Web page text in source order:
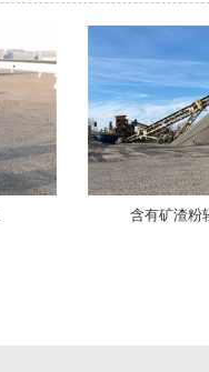
含有矿渣粉